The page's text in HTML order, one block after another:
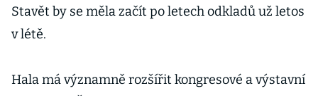
Stavět by se měla začít po letech odkladů už letos
v létě.
Hala má významně rozšířit kongresové a výstavní